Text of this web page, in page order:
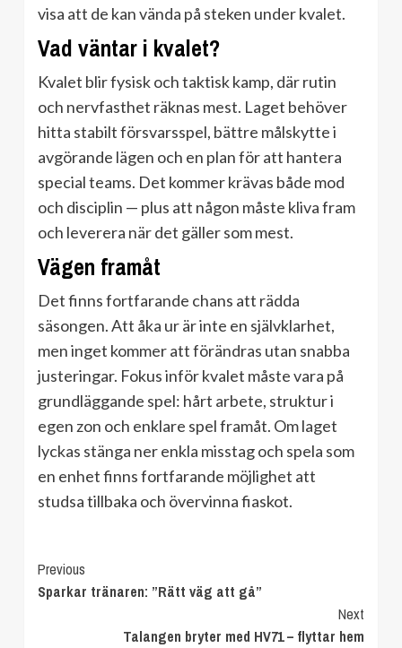
visa att de kan vända på steken under kvalet.
Vad väntar i kvalet?
Kvalet blir fysisk och taktisk kamp, där rutin
och nervfasthet räknas mest. Laget behöver
hitta stabilt försvarsspel, bättre målskytte i
avgörande lägen och en plan för att hantera
special teams. Det kommer krävas både mod
och disciplin — plus att någon måste kliva fram
och leverera när det gäller som mest.
Vägen framåt
Det finns fortfarande chans att rädda
säsongen. Att åka ur är inte en självklarhet,
men inget kommer att förändras utan snabba
justeringar. Fokus inför kvalet måste vara på
grundläggande spel: hårt arbete, struktur i
egen zon och enklare spel framåt. Om laget
lyckas stänga ner enkla misstag och spela som
en enhet finns fortfarande möjlighet att
studsa tillbaka och övervinna fiaskot.
Continue
Reading
Previous
Sparkar tränaren: ”Rätt väg att gå”
Next
Talangen bryter med HV71 – flyttar hem